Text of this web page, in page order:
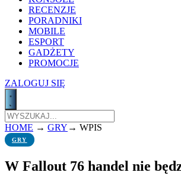
RECENZJE
PORADNIKI
MOBILE
ESPORT
GADŻETY
PROMOCJE
ZALOGUJ SIĘ
HOME → GRY → WPIS
GRY
W Fallout 76 handel nie